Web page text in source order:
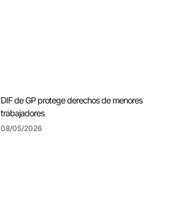
DIF de GP protege derechos de menores
trabajadores
08/05/2026